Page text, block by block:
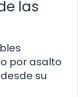
las
por asalto
su